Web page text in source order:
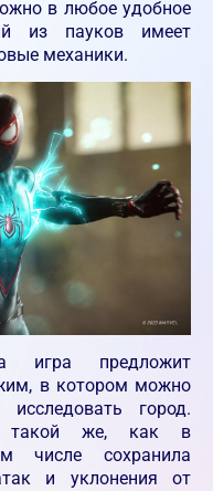
в любое удобное
из пауков имеет
механики.
игра предложит
в котором можно
исследовать город.
такой же, как в
числе сохранила
и уклонения от